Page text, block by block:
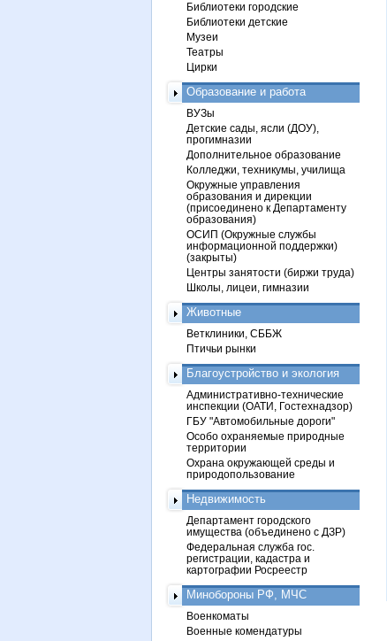
Библиотеки городские
Библиотеки детские
Музеи
Театры
Цирки
Образование и работа
ВУЗы
Детские сады, ясли (ДОУ),
прогимназии
Дополнительное образование
Колледжи, техникумы, училища
Окружные управления
образования и дирекции
(присоединено к Департаменту
образования)
ОСИП (Окружные службы
информационной поддержки)
(закрыты)
Центры занятости (биржи труда)
Школы, лицеи, гимназии
Животные
Ветклиники, СББЖ
Птичьи рынки
Благоустройство и экология
Административно-технические
инспекции (ОАТИ, Гостехнадзор)
ГБУ "Автомобильные дороги"
Особо охраняемые природные
территории
Охрана окружающей среды и
природопользование
Недвижимость
Департамент городского
имущества (объединено с ДЗР)
Федеральная служба гос.
регистрации, кадастра и
картографии Росреестр
Минобороны РФ, МЧС
Военкоматы
Военные комендатуры